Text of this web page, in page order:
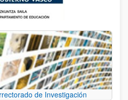
de Investigación